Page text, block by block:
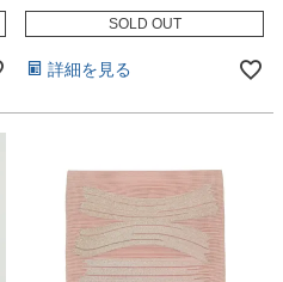
SOLD OUT
詳細を見る